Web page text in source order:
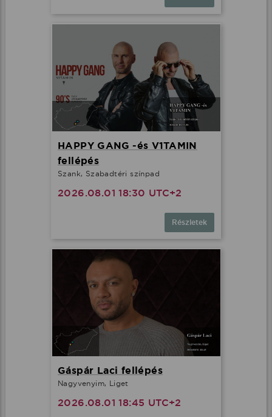
HAPPY GANG -és V1TAMIN
fellépés
Szank, Szabadtéri színpad
2026.08.01 18:30 UTC+2
Részletek
Gáspár Laci fellépés
Nagyvenyim, Liget
2026.08.01 18:45 UTC+2